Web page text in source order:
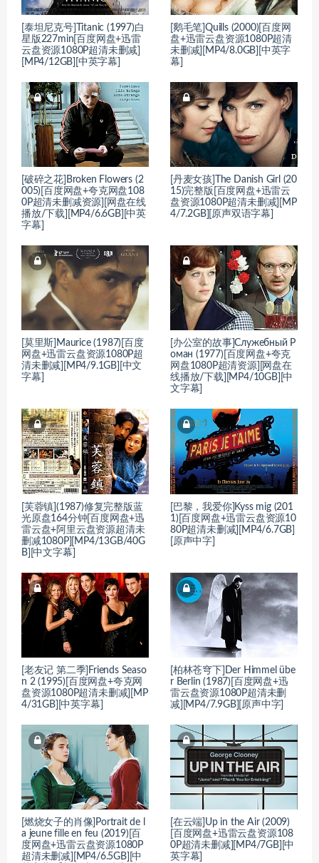
[泰坦尼克号]Titanic (1997)白
星版227min[百度网盘+迅雷
云盘资源1080P超清未删减]
[MP4/12GB][中英字幕]
[鹅毛笔]Quills (2000)[百度网
盘+迅雷云盘资源1080P超清
未删减][MP4/8.0GB][中英字
幕]
[破碎之花]Broken Flowers (2
005)[百度网盘+夸克网盘108
0P超清未删减资源][网盘在线
播放/下载][MP4/6.6GB][中英
字幕]
[丹麦女孩]The Danish Girl (20
15)完整版[百度网盘+迅雷云
盘资源1080P超清未删减][MP
4/7.2GB][原声双语字幕]
[莫里斯]Maurice (1987)[百度
网盘+迅雷云盘资源1080P超
清未删减][MP4/9.1GB][中文
字幕]
[办公室的故事]Служебный Р
оман (1977)[百度网盘+夸克
网盘1080P超清资源][网盘在
线播放/下载][MP4/10GB][中
文字幕]
[芙蓉镇](1987)修复完整版蓝
光原盘164分钟[百度网盘+迅
雷云盘+阿里云盘资源超清未
删减1080P][MP4/13GB/40G
B][中文字幕]
[巴黎，我爱你]Kyss mig (201
1)[百度网盘+迅雷云盘资源10
80P超清未删减][MP4/6.7GB]
[原声中字]
[老友记 第二季]Friends Seaso
n 2 (1995)[百度网盘+夸克网
盘资源1080P超清未删减][MP
4/31GB][中英字幕]
[柏林苍穹下]Der Himmel übe
r Berlin (1987)[百度网盘+迅
雷云盘资源1080P超清未删
减][MP4/7.9GB][原声中字]
[燃烧女子的肖像]Portrait de l
a jeune fille en feu (2019)[百
度网盘+迅雷云盘资源1080P
超清未删减][MP4/6.5GB][中
[在云端]Up in the Air (2009)
[百度网盘+迅雷云盘资源108
0P超清未删减][MP4/7GB][中
英字幕]